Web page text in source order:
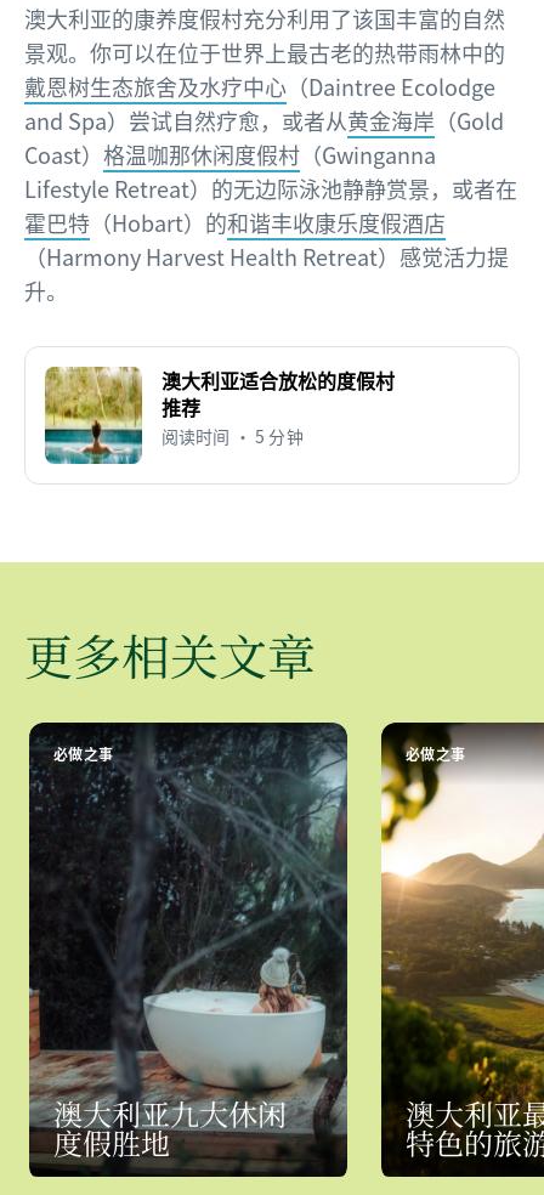
澳大利亚的康养度假村充分利用了该国丰富的自然
景观。你可以在位于世界上最古老的热带雨林中的
戴恩树生态旅舍及水疗中心 （Daintree Ecolodge
and Spa）尝试自然疗愈，或者从黄金海岸 （Gold
Coast） 格温咖那休闲度假村 （Gwinganna
Lifestyle Retreat）的无边际泳池静静赏景，或者在
霍巴特 （Hobart）的和谐丰收康乐度假酒店
（Harmony Harvest Health Retreat）感觉活力提
升。
澳大利亚适合放松的度假村
推荐
阅读时间 • 5 分钟
更多相关文章
必做之事
澳大利亚九大休闲
度假胜地
必做之事
澳大利亚
特色的旅